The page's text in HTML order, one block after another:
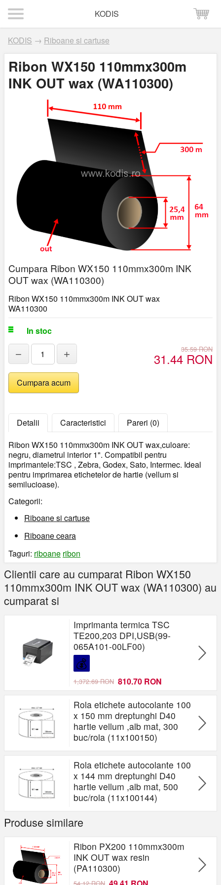
KODIS
KODIS → Riboane si cartuse
Ribon WX150 110mmx300m
INK OUT wax (WA110300)
Cumpara Ribon WX150 110mmx300m INK
OUT wax (WA110300)
Ribon WX150 110mmx300m INK OUT wax
WA110300
In stoc
− + 35.59 RON
31.44 RON
Detalii Caracteristici
Pareri (0)
Ribon WX150 110mmx300m INK OUT wax,culoare:
negru, diametrul interior 1". Compatibil pentru
imprimantele:TSC , Zebra, Godex, Sato, Intermec. Ideal
pentru imprimarea etichetelor de hartie (vellum si
semilucioase).
Categorii:
Riboane si cartuse
Riboane ceara
Taguri: riboane ribon
Clientii care au cumparat Ribon WX150
110mmx300m INK OUT wax (WA110300) au
cumparat si
Imprimanta termica TSC
TE200,203 DPI,USB(99-
065A101-00LF00)
💰
1,372.69 RON 810.70 RON
Rola etichete autocolante 100
x 150 mm dreptunghi D40
hartie vellum ,alb mat, 300
buc/rola (11x100150)
Rola etichete autocolante 100
x 144 mm dreptunghi D40
hartie vellum ,alb mat, 500
buc/rola (11x100144)
Produse similare
Ribon PX200 110mmx300m
INK OUT wax resin
(PA110300)
54.12 RON